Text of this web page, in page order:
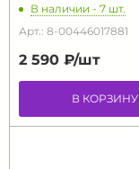
В наличии - 7 шт.
Арт.: 8-00446017881
2 590 ₽/шт
В КОРЗИНУ